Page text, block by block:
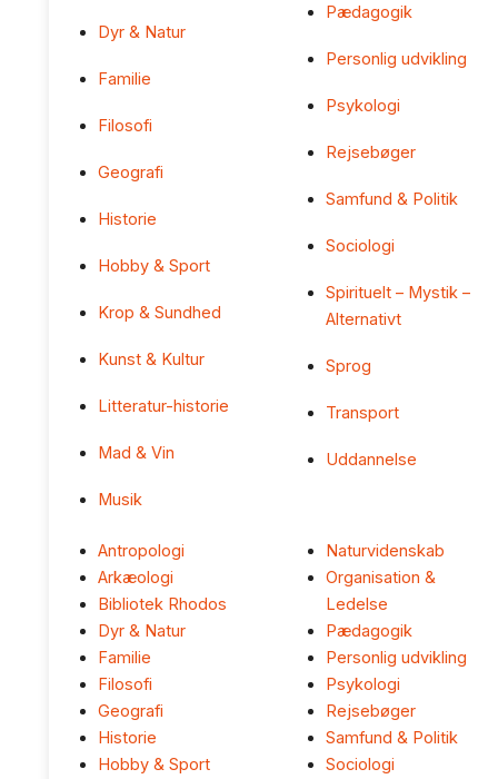
Dyr & Natur
Familie
Filosofi
Geografi
Historie
Hobby & Sport
Krop & Sundhed
Kunst & Kultur
Litteratur-historie
Mad & Vin
Musik
Pædagogik
Personlig udvikling
Psykologi
Rejsebøger
Samfund & Politik
Sociologi
Spirituelt – Mystik –
Alternativt
Sprog
Transport
Uddannelse
Antropologi
Arkæologi
Bibliotek Rhodos
Dyr & Natur
Familie
Filosofi
Geografi
Historie
Hobby & Sport
Naturvidenskab
Organisation &
Ledelse
Pædagogik
Personlig udvikling
Psykologi
Rejsebøger
Samfund & Politik
Sociologi